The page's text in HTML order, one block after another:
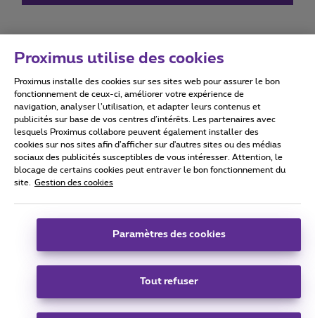
Conditions d'utilisation Accessibility statement
Tous droits réservés. © 2026 Proximus
Conditions générales, info consommateur
Coordonnées de l’entreprise
Boulevard du Roi Albert II 27 - B-1030 Bruxelles.
Carrier & Wholesale Solutions
Proximus utilise des cookies
Proximus installe des cookies sur ses sites web pour assurer le bon
fonctionnement de ceux-ci, améliorer votre expérience de
navigation, analyser l’utilisation, et adapter leurs contenus et
publicités sur base de vos centres d’intérêts. Les partenaires avec
lesquels Proximus collabore peuvent également installer des
cookies sur nos sites afin d’afficher sur d'autres sites ou des médias
sociaux des publicités susceptibles de vous intéresser. Attention, le
blocage de certains cookies peut entraver le bon fonctionnement du
site.
Gestion des cookies
Paramètres des cookies
Tout refuser